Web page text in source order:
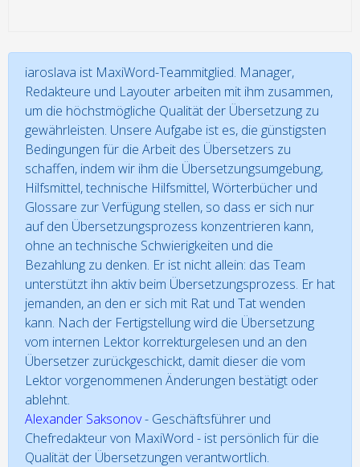
iaroslava ist MaxiWord-Teammitglied. Manager,
Redakteure und Layouter arbeiten mit ihm zusammen,
um die höchstmögliche Qualität der Übersetzung zu
gewährleisten. Unsere Aufgabe ist es, die günstigsten
Bedingungen für die Arbeit des Übersetzers zu
schaffen, indem wir ihm die Übersetzungsumgebung,
Hilfsmittel, technische Hilfsmittel, Wörterbücher und
Glossare zur Verfügung stellen, so dass er sich nur
auf den Übersetzungsprozess konzentrieren kann,
ohne an technische Schwierigkeiten und die
Bezahlung zu denken. Er ist nicht allein: das Team
unterstützt ihn aktiv beim Übersetzungsprozess. Er hat
jemanden, an den er sich mit Rat und Tat wenden
kann. Nach der Fertigstellung wird die Übersetzung
vom internen Lektor korrekturgelesen und an den
Übersetzer zurückgeschickt, damit dieser die vom
Lektor vorgenommenen Änderungen bestätigt oder
ablehnt.
Alexander Saksonov- Geschäftsführer und
Chefredakteur von MaxiWord - ist persönlich für die
Qualität der Übersetzungen verantwortlich.